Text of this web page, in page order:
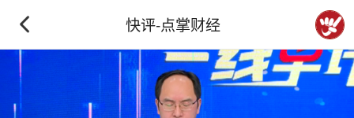
快评-点掌财经